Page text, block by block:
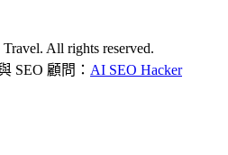
All rights reserved.
SEO 顧問： AI SEO Hacker